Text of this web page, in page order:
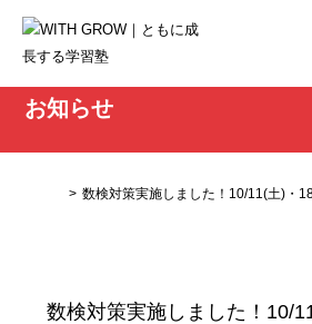
お知らせ
数検対策実施しました！10/11(土)
数検対策実施しました！10/